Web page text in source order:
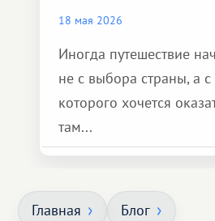
18 мая 2026
Иногда путешествие
не с выбора страны, а
которого хочется
там...
Главная Блог